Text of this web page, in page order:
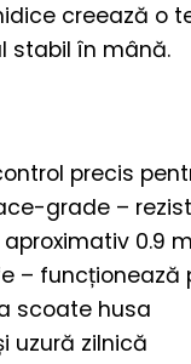
creează o
stabil în mână.
precis
grade –
0.9
–
scoate husa
uzură zilnică